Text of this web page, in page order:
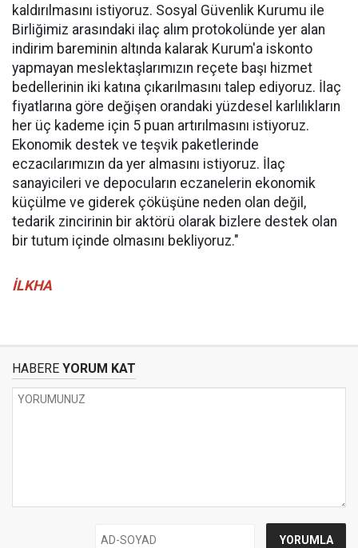
kaldırılmasını istiyoruz. Sosyal Güvenlik Kurumu ile
Birliğimiz arasındaki ilaç alım protokolünde yer alan
indirim bareminin altında kalarak Kurum'a iskonto
yapmayan meslektaşlarımızın reçete başı hizmet
bedellerinin iki katına çıkarılmasını talep ediyoruz. İlaç
fiyatlarına göre değişen orandaki yüzdesel karlılıkların
her üç kademe için 5 puan artırılmasını istiyoruz.
Ekonomik destek ve teşvik paketlerinde
eczacılarımızın da yer almasını istiyoruz. İlaç
sanayicileri ve depocuların eczanelerin ekonomik
küçülme ve giderek çöküşüne neden olan değil,
tedarik zincirinin bir aktörü olarak bizlere destek olan
bir tutum içinde olmasını bekliyoruz."
İLKHA
HABERE YORUM KAT